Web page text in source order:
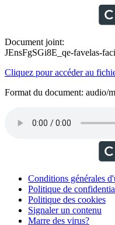
Document joint:
JEnsFgSGi8E_qe-favelas-
Cliquez pour accéder au
Format du document: audio/
Conditions générales
Politique de
Politique des cookies
Signaler un contenu
Marre des virus?